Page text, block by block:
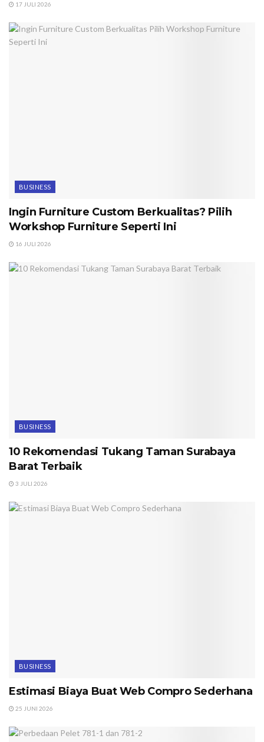
17 JULI 2026
BUSINESS
Ingin Furniture Custom Berkualitas? Pilih
Workshop Furniture Seperti Ini
16 JULI 2026
BUSINESS
10 Rekomendasi Tukang Taman Surabaya
Barat Terbaik
3 JULI 2026
BUSINESS
Estimasi Biaya Buat Web Compro Sederhana
25 JUNI 2026